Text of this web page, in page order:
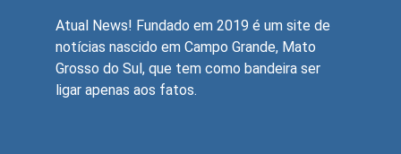
Atual News! Fundado em 2019 é um site de
notícias nascido em Campo Grande, Mato
Grosso do Sul, que tem como bandeira ser
ligar apenas aos fatos.